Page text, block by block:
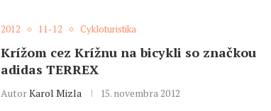
2012 11-12 Cykloturistika
Krížom cez Krížnu na bicykli so značkou
adidas TERREX
AutorKarol Mizla 15. novembra 2012